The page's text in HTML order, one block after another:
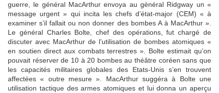
guerre, le général MacArthur envoya au général Ridgway un «
message urgent » qui incita les chefs d’état-major (CEM) « à
examiner s’il fallait ou non donner des bombes A à MacArthur ».
Le général Charles Bolte, chef des opérations, fut chargé de
discuter avec MacArthur de l’utilisation de bombes atomiques «
en soutien direct aux combats terrestres ». Bolte estimait qu’on
pouvait réserver de 10 à 20 bombes au théâtre coréen sans que
les capacités militaires globales des Etats-Unis s’en trouvent
affectées « outre mesure ». MacArthur suggéra à Bolte une
utilisation tactique des armes atomiques et lui donna un aperçu